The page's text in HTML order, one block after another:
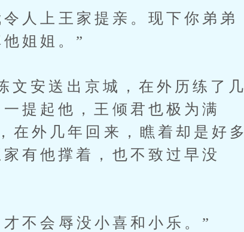
人上王家提亲。现下你弟弟
姐姐。”
安送出京城，在外历练了几
提起他，王倾君也极为满
在外几年回来，瞧着却是好多
有他撑着，也不致过早没
不会辱没小喜和小乐。”